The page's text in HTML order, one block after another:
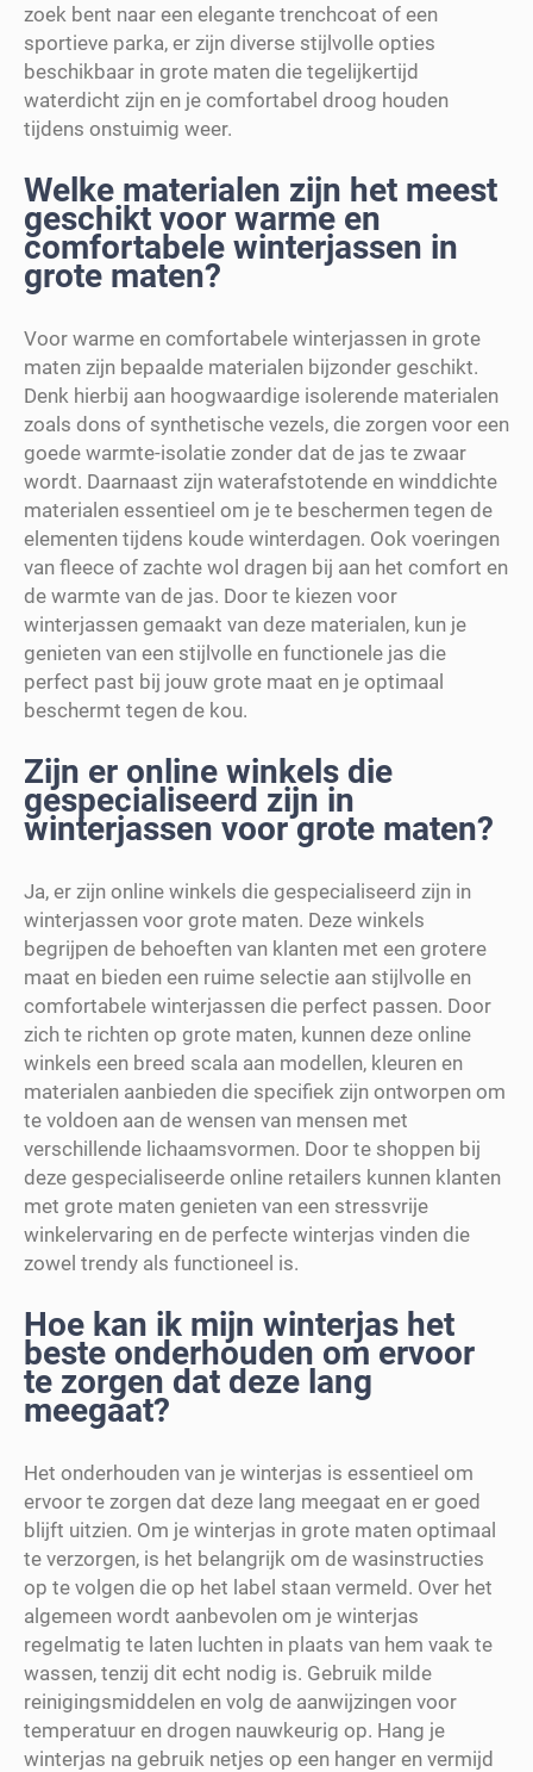
zoek bent naar een elegante trenchcoat of een
sportieve parka, er zijn diverse stijlvolle opties
beschikbaar in grote maten die tegelijkertijd
waterdicht zijn en je comfortabel droog houden
tijdens onstuimig weer.
Welke materialen zijn het meest
geschikt voor warme en
comfortabele winterjassen in
grote maten?
Voor warme en comfortabele winterjassen in grote
maten zijn bepaalde materialen bijzonder geschikt.
Denk hierbij aan hoogwaardige isolerende materialen
zoals dons of synthetische vezels, die zorgen voor een
goede warmte-isolatie zonder dat de jas te zwaar
wordt. Daarnaast zijn waterafstotende en winddichte
materialen essentieel om je te beschermen tegen de
elementen tijdens koude winterdagen. Ook voeringen
van fleece of zachte wol dragen bij aan het comfort en
de warmte van de jas. Door te kiezen voor
winterjassen gemaakt van deze materialen, kun je
genieten van een stijlvolle en functionele jas die
perfect past bij jouw grote maat en je optimaal
beschermt tegen de kou.
Zijn er online winkels die
gespecialiseerd zijn in
winterjassen voor grote maten?
Ja, er zijn online winkels die gespecialiseerd zijn in
winterjassen voor grote maten. Deze winkels
begrijpen de behoeften van klanten met een grotere
maat en bieden een ruime selectie aan stijlvolle en
comfortabele winterjassen die perfect passen. Door
zich te richten op grote maten, kunnen deze online
winkels een breed scala aan modellen, kleuren en
materialen aanbieden die specifiek zijn ontworpen om
te voldoen aan de wensen van mensen met
verschillende lichaamsvormen. Door te shoppen bij
deze gespecialiseerde online retailers kunnen klanten
met grote maten genieten van een stressvrije
winkelervaring en de perfecte winterjas vinden die
zowel trendy als functioneel is.
Hoe kan ik mijn winterjas het
beste onderhouden om ervoor
te zorgen dat deze lang
meegaat?
Het onderhouden van je winterjas is essentieel om
ervoor te zorgen dat deze lang meegaat en er goed
blijft uitzien. Om je winterjas in grote maten optimaal
te verzorgen, is het belangrijk om de wasinstructies
op te volgen die op het label staan vermeld. Over het
algemeen wordt aanbevolen om je winterjas
regelmatig te laten luchten in plaats van hem vaak te
wassen, tenzij dit echt nodig is. Gebruik milde
reinigingsmiddelen en volg de aanwijzingen voor
temperatuur en drogen nauwkeurig op. Hang je
winterjas na gebruik netjes op een hanger en vermijd